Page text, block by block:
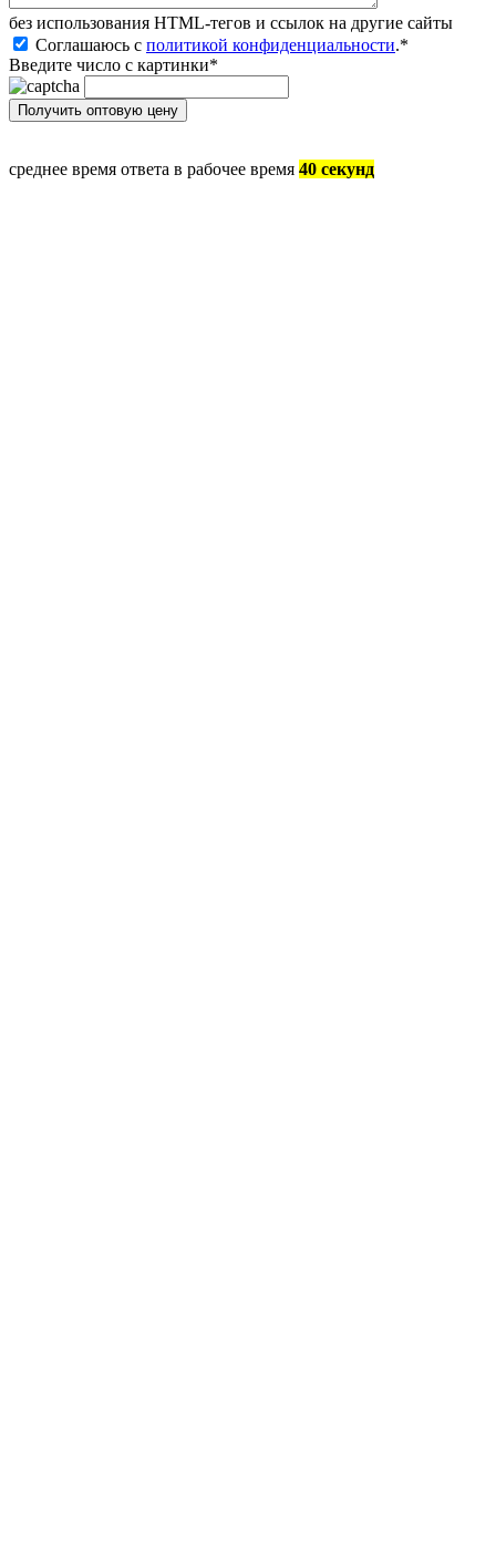
без иcпользования HTML-тегов и ссылок на другие сайты
Соглашаюсь с политикой конфиденциальности.*
Введите число с картинки*
среднее время ответа в рабочее время 40 секунд